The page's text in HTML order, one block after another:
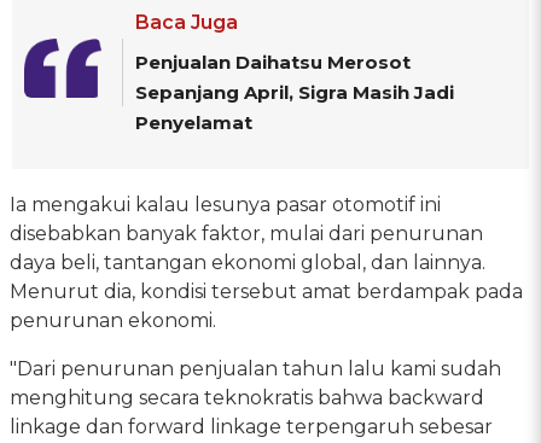
Baca Juga
Penjualan Daihatsu Merosot
Sepanjang April, Sigra Masih Jadi
Penyelamat
Ia mengakui kalau lesunya pasar otomotif ini
disebabkan banyak faktor, mulai dari penurunan
daya beli, tantangan ekonomi global, dan lainnya.
Menurut dia, kondisi tersebut amat berdampak pada
penurunan ekonomi.
"Dari penurunan penjualan tahun lalu kami sudah
menghitung secara teknokratis bahwa backward
linkage dan forward linkage terpengaruh sebesar